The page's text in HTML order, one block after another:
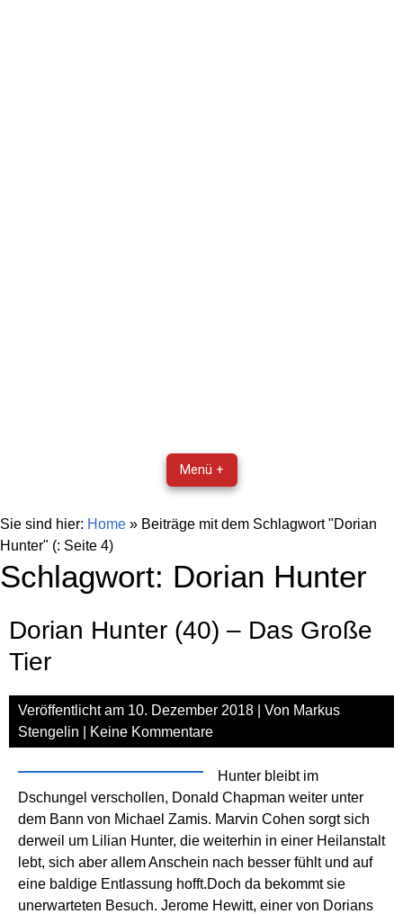
Menü +
Sie sind hier: Home » Beiträge mit dem Schlagwort "Dorian
Hunter" (: Seite 4)
Schlagwort: Dorian Hunter
Dorian Hunter (40) – Das Große
Tier
Veröffentlicht am 10. Dezember 2018 | Von Markus
Stengelin
Keine Kommentare
Hunter bleibt im
Dschungel verschollen, Donald Chapman weiter unter
dem Bann von Michael Zamis. Marvin Cohen sorgt sich
derweil um Lilian Hunter, die weiterhin in einer Heilanstalt
lebt, sich aber allem Anschein nach besser fühlt und auf
eine baldige Entlassung hofft.Doch da bekommt sie
unerwarteten Besuch. Jerome Hewitt, einer von Dorians